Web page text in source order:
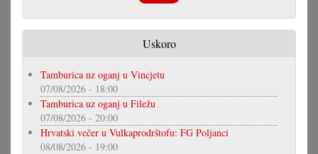
Uskoro
Tamburica uz oganj u Vincjetu
07/08/2026 - 18:00
Tamburica uz oganj u Filežu
07/08/2026 - 20:00
Hrvatski večer u Vulkaprodrštofu: FG Poljanci
08/08/2026 - 19:00